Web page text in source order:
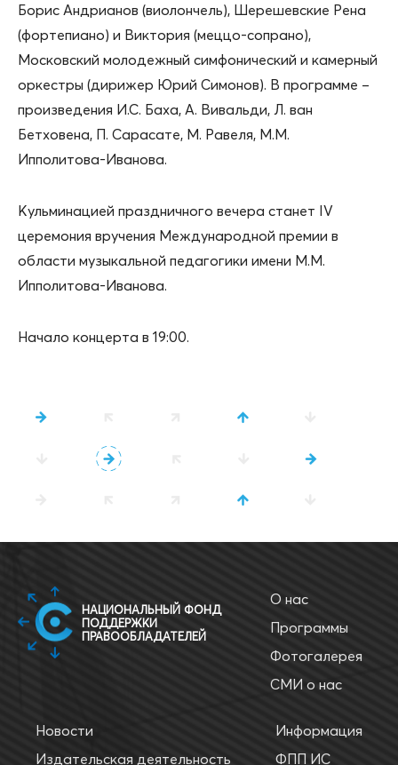
Борис Андрианов (виолончель), Шерешевские Рена
(фортепиано) и Виктория (меццо-сопрано),
Московский молодежный симфонический и камерный
оркестры (дирижер Юрий Симонов). В программе –
произведения И.С. Баха, А. Вивальди, Л. ван
Бетховена, П. Сарасате, М. Равеля, М.М.
Ипполитова-Иванова.
Кульминацией праздничного вечера станет IV
церемония вручения Международной премии в
области музыкальной педагогики имени М.М.
Ипполитова-Иванова.
Начало концерта в 19:00.
НАЦИОНАЛЬНЫЙ ФОНД
ПОДДЕРЖКИ
ПРАВООБЛАДАТЕЛЕЙ
О нас
Программы
Фотогалерея
СМИ о нас
Новости
Издательская деятельность
Информация
ФПП ИС